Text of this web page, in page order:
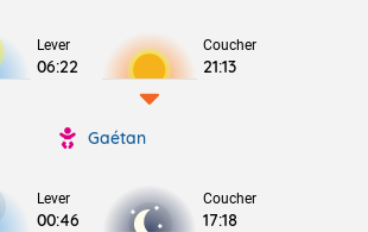
Lever
06:22
Coucher
21:13
Gaétan
Lever
00:46
Coucher
17:18